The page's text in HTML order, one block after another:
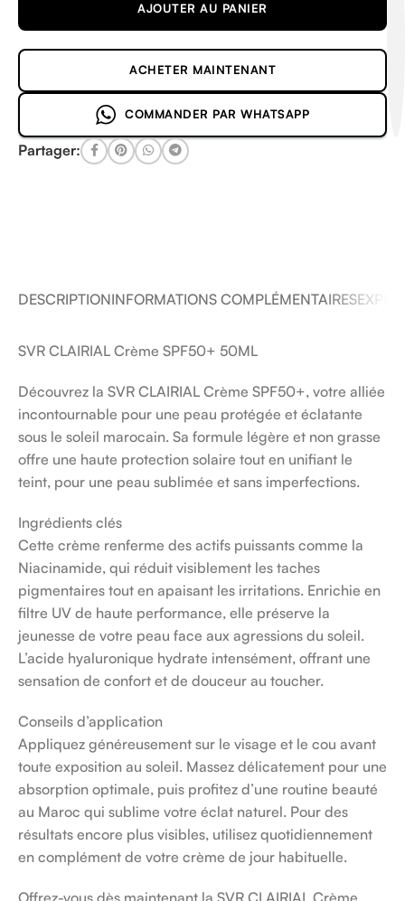
AJOUTER AU PANIER
ACHETER MAINTENANT
COMMANDER PAR WHATSAPP
Partager:
DESCRIPTIONINFORMATIONS COMPLÉMENTAIRES
SVR CLAIRIAL Crème SPF50+ 50ML
Découvrez la SVR CLAIRIAL Crème SPF50+, votre alliée
incontournable pour une peau protégée et éclatante
sous le soleil marocain. Sa formule légère et non grasse
offre une haute protection solaire tout en unifiant le
teint, pour une peau sublimée et sans imperfections.
Ingrédients clés
Cette crème renferme des actifs puissants comme la
Niacinamide, qui réduit visiblement les taches
pigmentaires tout en apaisant les irritations. Enrichie en
filtre UV de haute performance, elle préserve la
jeunesse de votre peau face aux agressions du soleil.
L’acide hyaluronique hydrate intensément, offrant une
sensation de confort et de douceur au toucher.
Conseils d’application
Appliquez généreusement sur le visage et le cou avant
toute exposition au soleil. Massez délicatement pour une
absorption optimale, puis profitez d’une routine beauté
au Maroc qui sublime votre éclat naturel. Pour des
résultats encore plus visibles, utilisez quotidiennement
en complément de votre crème de jour habituelle.
Offrez-vous dès maintenant la SVR CLAIRIAL Crème